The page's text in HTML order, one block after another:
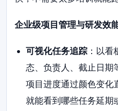
企业级项目管理与研发效
可视化任务追踪：以看
态、负责人、截止日期
项目进度通过颜色变化
就能看到哪些任务延期